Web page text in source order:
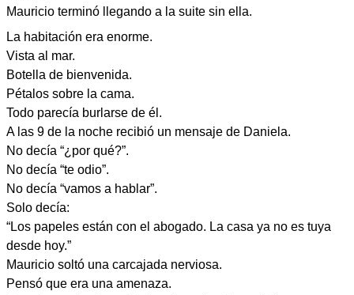
Mauricio terminó llegando a la suite sin ella.
La habitación era enorme.
Vista al mar.
Botella de bienvenida.
Pétalos sobre la cama.
Todo parecía burlarse de él.
A las 9 de la noche recibió un mensaje de Daniela.
No decía “¿por qué?”.
No decía “te odio”.
No decía “vamos a hablar”.
Solo decía:
“Los papeles están con el abogado. La casa ya no es tuya
desde hoy.”
Mauricio soltó una carcajada nerviosa.
Pensó que era una amenaza.